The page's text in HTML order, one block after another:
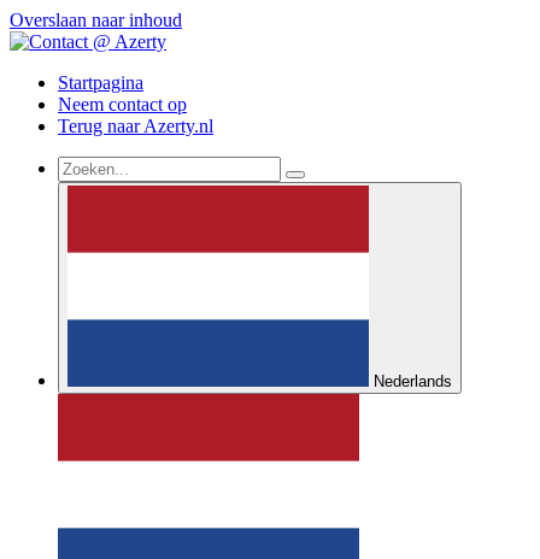
Overslaan naar inhoud
Startpagina
Neem contact op
Terug naar Azerty.nl
Nederlands